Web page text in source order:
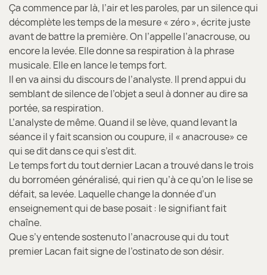
Ça commence par là, l’air et les paroles, par un silence qui
décomplète les temps de la mesure « zéro », écrite juste
avant de battre la première. On l’appelle l’anacrouse, ou
encore la levée. Elle donne sa respiration à la phrase
musicale. Elle en lance le temps fort.
Il en va ainsi du discours de l’analyste. Il prend appui du
semblant de silence de l’objet a seul à donner au dire sa
portée, sa respiration.
L’analyste de même. Quand il se lève, quand levant la
séance il y fait scansion ou coupure, il « anacrouse» ce
qui se dit dans ce qui s’est dit.
Le temps fort du tout dernier Lacan a trouvé dans le trois
du borroméen généralisé, qui rien qu’à ce qu’on le lise se
défait, sa levée. Laquelle change la donnée d’un
enseignement qui de base posait : le signifiant fait
chaîne.
Que s’y entende sostenuto l’anacrouse qui du tout
premier Lacan fait signe de l’ostinato de son désir.